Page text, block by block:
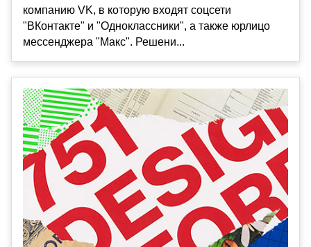
компанию VK, в которую входят соцсети
"ВКонтакте" и "Одноклассники", а также юрлицо
мессенджера "Макс". Решени...